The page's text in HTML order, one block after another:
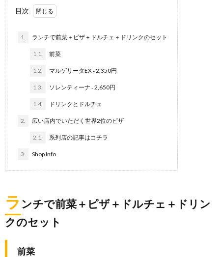
目次
1. ランチで前菜＋ピザ＋ドルチェ＋ドリンクのセット
1.1. 前菜
1.2. マルゲリータEX ‐ 2,350円
1.3. ソレンティーナ ‐ 2,650円
1.4. ドリンクとドルチェ
2. 広い店内でいただく世界2位のピザ
2.1. 系列店の記事はコチラ
3. Shop Info
ラ ンチで前菜＋ピザ＋ドルチェ＋ドリン
クのセット
前菜